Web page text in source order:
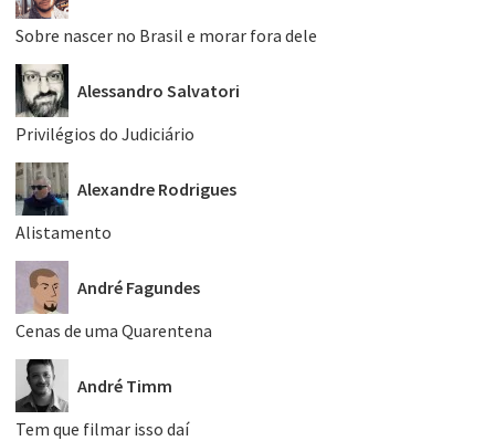
Sobre nascer no Brasil e morar fora dele
Alessandro Salvatori
Privilégios do Judiciário
Alexandre Rodrigues
Alistamento
André Fagundes
Cenas de uma Quarentena
André Timm
Tem que filmar isso daí